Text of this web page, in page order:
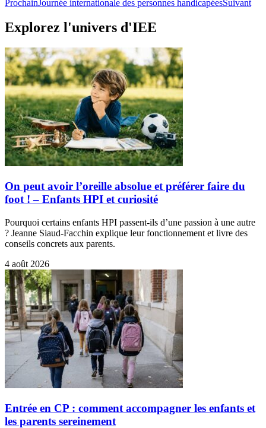
ProchainJournée internationale des personnes handicapéesSuivant
Explorez l'univers d'IEE
On peut avoir l’oreille absolue et préférer faire du
foot ! – Enfants HPI et curiosité
Pourquoi certains enfants HPI passent-ils d’une passion à une autre
? Jeanne Siaud-Facchin explique leur fonctionnement et livre des
conseils concrets aux parents.
4 août 2026
Entrée en CP : comment accompagner les enfants et
les parents sereinement